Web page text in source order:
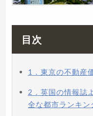
目次
1．東京の不動産
2．英国の情報誌
全な都市ランキン